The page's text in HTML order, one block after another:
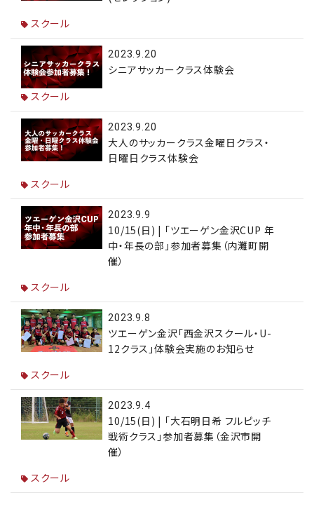
スクール
2023.9.20
シニアサッカークラス体験会
スクール
2023.9.20
大人のサッカークラス金曜日クラス・
日曜日クラス体験会
スクール
2023.9.9
10/15(日) | 「ツエーゲン金沢CUP 年
中・年長の部」参加者募集（内灘町開
催）
スクール
2023.9.8
ツエーゲン金沢「西金沢スクール・U-
12クラス」体験会実施のお知らせ
スクール
2023.9.4
10/15(日) | 「大石明日希 フルピッチ
戦術クラス」参加者募集（金沢市開
催）
スクール